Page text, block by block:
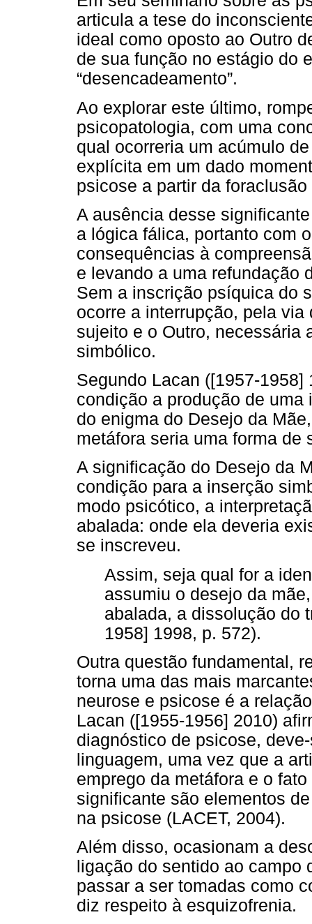
articula a tese do
ideal como oposto ao Outro
de sua função no estágio do
“desencadeamento”.
Ao explorar este último,
psicopatologia, com uma
qual ocorreria um acúmulo
explícita em um dado
psicose a partir da
A ausência desse
a lógica fálica, portanto com
consequências à
e levando a uma refundação
Sem a inscrição psíquica do
ocorre a interrupção, pela
sujeito e o Outro, necessária
simbólico.
Segundo Lacan ([1957-
condição a produção de
do enigma do Desejo da
metáfora seria uma forma de
A significação do Desejo da
condição para a inserção
modo psicótico, a
abalada: onde ela deveria
se inscreveu.
Assim, seja qual for a
assumiu o desejo da
abalada, a dissolução do
1958] 1998, p. 572).
Outra questão fundamental,
torna uma das mais
neurose e psicose é a
Lacan ([1955-1956] 2010)
diagnóstico de psicose,
linguagem, uma vez que a
emprego da metáfora e o
significante são elementos
na psicose (LACET, 2004).
Além disso, ocasionam a
ligação do sentido ao
passar a ser tomadas como
diz respeito à esquizofrenia.